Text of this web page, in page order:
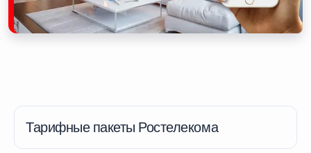
Тарифные пакеты Ростелекома